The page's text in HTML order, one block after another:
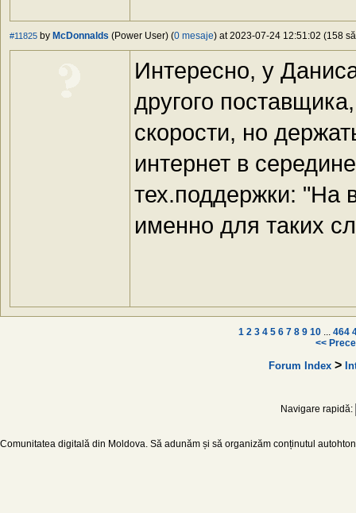
#11825 by McDonnalds (Power User) (0 mesaje) at 2023-07-24 12:51:02 (158
Интересно, у
другого
скорости, но
интернет в
тех.поддержки: "На
именно для таких
1 2 3 4 5 6 7 8 9 10 ... 464
<<
Forum Index >
Navigare rapidă:
Comunitatea digitală din Moldova. Să adunăm și să organizăm conținutul